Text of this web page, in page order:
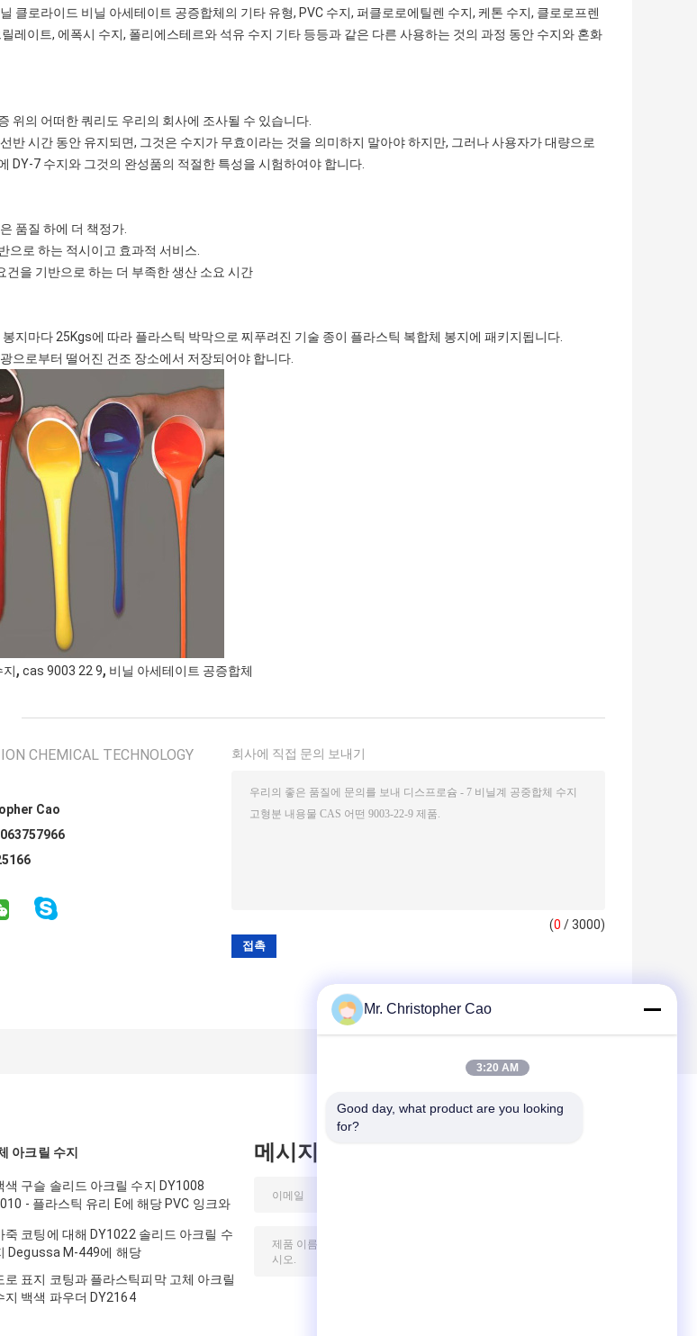
클로라이드 비닐 아세테이트 공증합체의 기타 유형, PVC 수지, 퍼클로로에틸렌 수지, 케톤 수지, 클로로프렌
릴레이트, 에폭시 수지, 폴리에스테르와 석유 수지 기타 등등과 같은 다른 사용하는 것의 과정 동안 수지와 혼화
위의 어떠한 쿼리도 우리의 회사에 조사될 수 있습니다.
반 시간 동안 유지되면, 그것은 수지가 무효이라는 것을 의미하지 말아야 하지만, 그러나 사용자가 대량으로
DY-7 수지와 그것의 완성품의 적절한 특성을 시험하여야 합니다.
품질 하에 더 책정가.
으로 하는 적시이고 효과적 서비스.
건을 기반으로 하는 더 부족한 생산 소요 시간
봉지마다 25Kgs에 따라 플라스틱 박막으로 찌푸려진 기술 종이 플라스틱 복합체 봉지에 패키지됩니다.
으로부터 떨어진 건조 장소에서 저장되어야 합니다.
지, cas 9003 22 9, 비닐 아세테이트 공증합체
CHEMICAL TECHNOLOGY
Cao
회사에 직접 문의 보내기
(0 / 3000)
아크릴 수지
색 구슬 솔리드 아크릴 수지 DY1008
- 플라스틱 유리 E에 해당 PVC 잉크와
죽 코팅에 대해 DY1022 솔리드 아크릴 수
Degussa M-449에 해당
로 표지 코팅과 플라스틱피막 고체 아크릴
지 백색 파우더 DY2164
메시지를 남겨주세요
Mr. Christopher Cao
3:20 AM
Good day, what product are you looking
for?